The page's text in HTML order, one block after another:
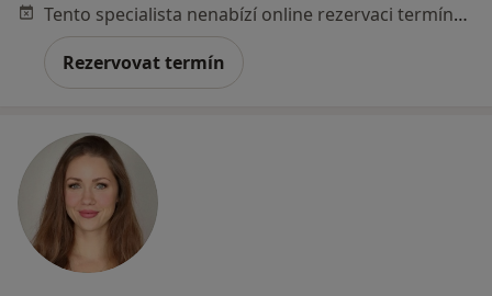
Tento specialista nenabízí online rezervaci termínu na této adrese.
Rezervovat termín